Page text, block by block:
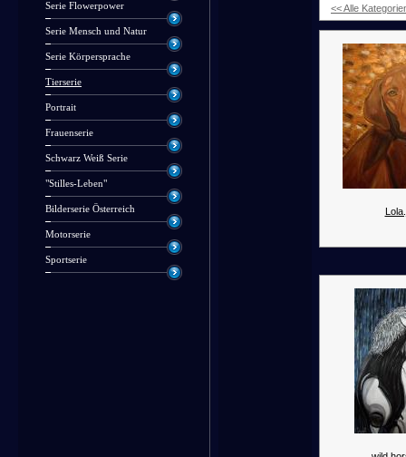
Serie Flowerpower
Serie Mensch und Natur
Serie Körpersprache
Tierserie
Portrait
Frauenserie
Schwarz Weiß Serie
"Stilles-Leben"
Bilderserie Österreich
Motorserie
Sportserie
<< Alle